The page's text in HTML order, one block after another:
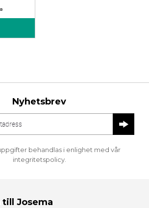
Nyhetsbrev
behandlas i enlighet med vår
integritetspolicy.
Josema